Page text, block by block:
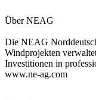
Über NEAG
Die NEAG
Windprojekten
Investitionen in
www.ne-ag.com